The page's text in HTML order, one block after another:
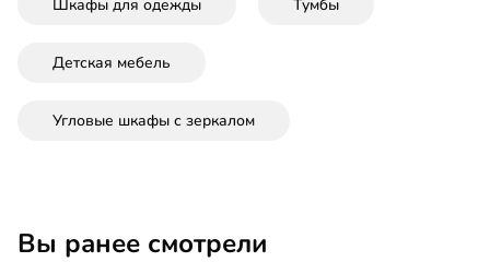
Шкафы для одежды Тумбы
Детская мебель
Угловые шкафы с зеркалом
Вы ранее смотрели